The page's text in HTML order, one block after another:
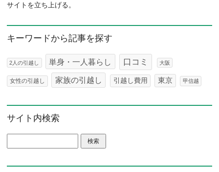
サイトを立ち上げる。
キーワードから記事を探す
2人の引越し 単身・一人暮らし 口コミ 大阪
女性の引越し 家族の引越し 引越し費用 東京 甲信越
サイト内検索